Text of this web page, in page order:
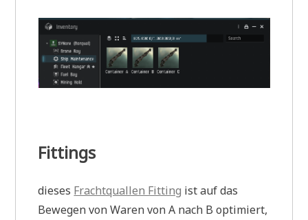
Fittings
dieses Frachtquallen Fitting ist auf das
Bewegen von Waren von A nach B optimiert,